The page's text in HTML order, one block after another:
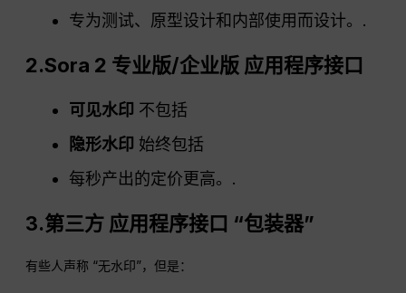
专为测试、原型设计和内部使用而设计。.
2.Sora 2 专业版/企业版 应用程序接口
可见水印 不包括
隐形水印 始终包括
每秒产出的定价更高。.
3.第三方 应用程序接口 “包装器”
有些人声称 “无水印”，但是：